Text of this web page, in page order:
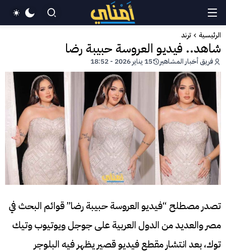
الرئيسية ترند
شاهد.. فيديو العروسة حبيبة رضا
فريق أخبار المشاهير 15 يناير 2026 - 18:52
تصدر مصطلح “فيديو العروسة حبيبة رضا” قوائم البحث في
مصر والعديد من الدول العربية على جوجل ويوتيوب وتيك
توك، بعد انتشار مقطع فيديو قصير يظهر فيه البلوجر